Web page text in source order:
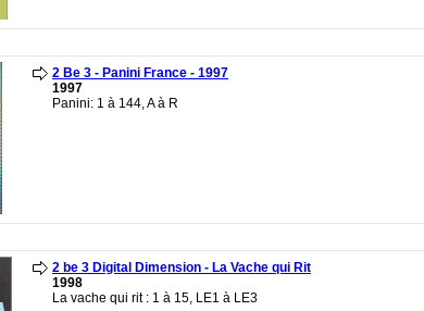
2 Be 3 - Panini France - 1997
1997
Panini: 1 à 144, A à R
2 be 3 Digital Dimension - La Vache qui Rit
1998
La vache qui rit : 1 à 15, LE1 à LE3